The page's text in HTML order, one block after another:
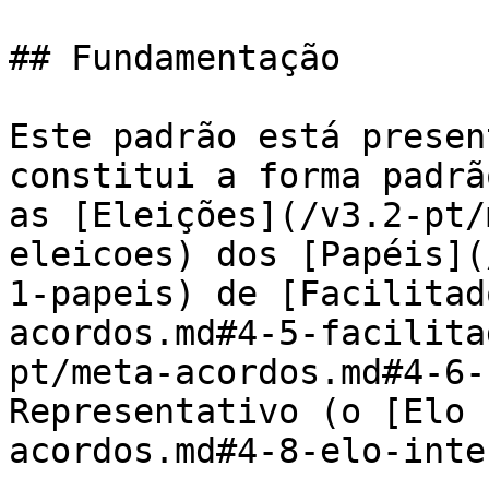
## Fundamentação
Este padrão está
constitui a forma
as [Eleições](/v3.2-pt/
eleicoes) dos
1-papeis) de
acordos.md#4-5-
pt/meta-
Representativo (o
acordos.md#4-8-elo-